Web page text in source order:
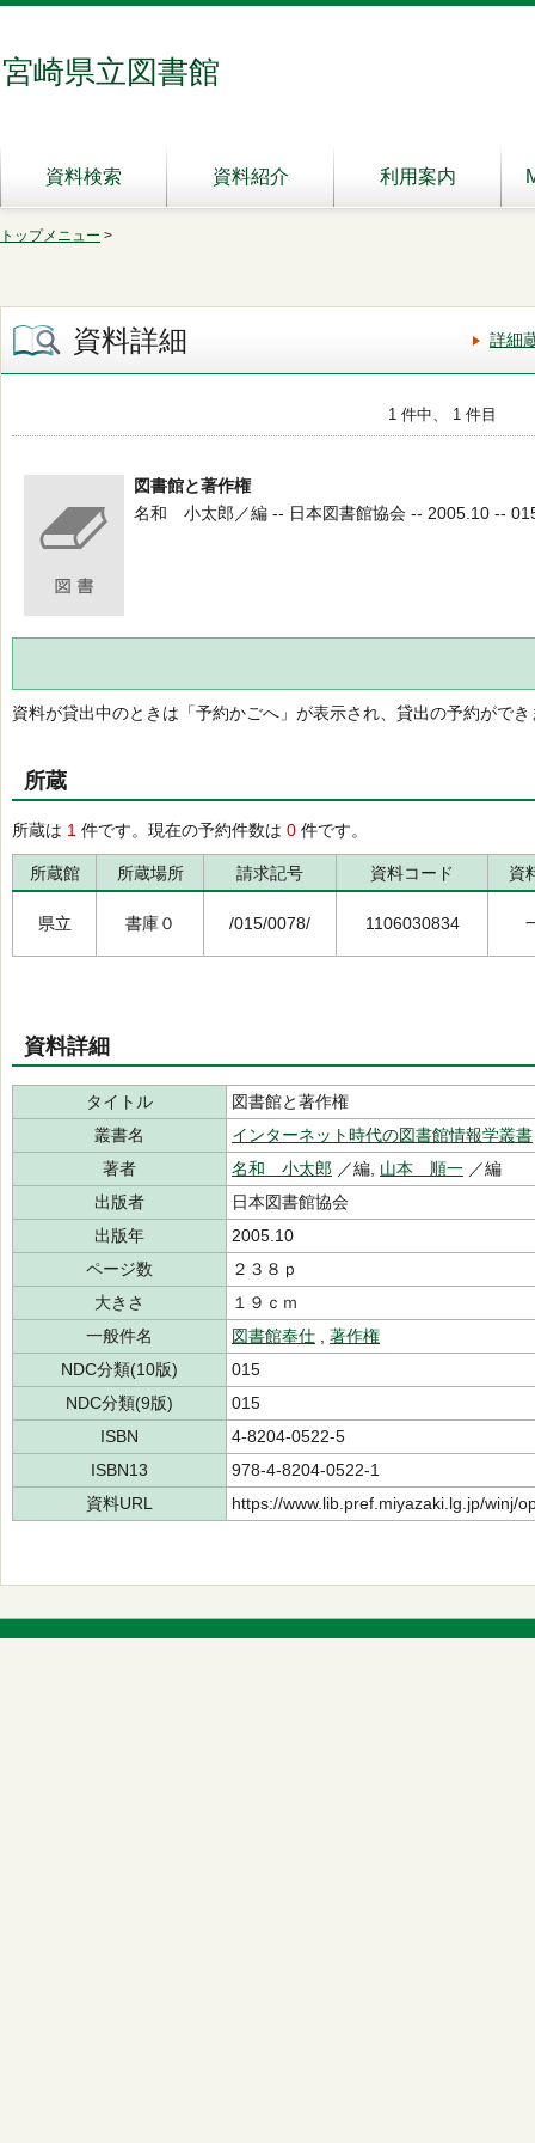
宮崎県立図書館
資料検索 資料紹介 利用案内
トップメニュー >
資料詳細 詳細
1 件中、 1 件目
図書館と著作権
名和 小太郎／編 -- 日本図書館協会 -- 2005.10 --
資料が貸出中のときは「予約かごへ」が表示され、貸出の予約ができ
所蔵
所蔵は 1 件です。現在の予約件数は 0 件です。
所蔵館 所蔵場所 請求記号 資料コード 資
県立 書庫０ /015/0078/ 1106030834
資料詳細
タイトル
図書館と著作権
叢書名
インターネット時代の図書館情報学叢書
著者
名和 小太郎 ／編, 山本 順一 ／編
出版者
日本図書館協会
出版年
2005.10
ページ数
２３８ｐ
大きさ
１９ｃｍ
一般件名
図書館奉仕
著作権
NDC分類(10版)
015
NDC分類(9版)
015
ISBN
4-8204-0522-5
ISBN13
978-4-8204-0522-1
資料URL
https://www.lib.pref.miyazaki.lg.jp/winj/